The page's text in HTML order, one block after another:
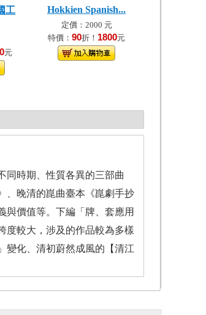
工
元
Hokkien Spanish...
定價：2000 元
特價： 90折！ 1800元
同時期、性質各異的三部曲
、晚清的崑曲臺本《崑劇手抄
與價值等。下編「牌、套應用
度較大，涉及的作品較為多樣
變化、清初蔚然成風的【清江